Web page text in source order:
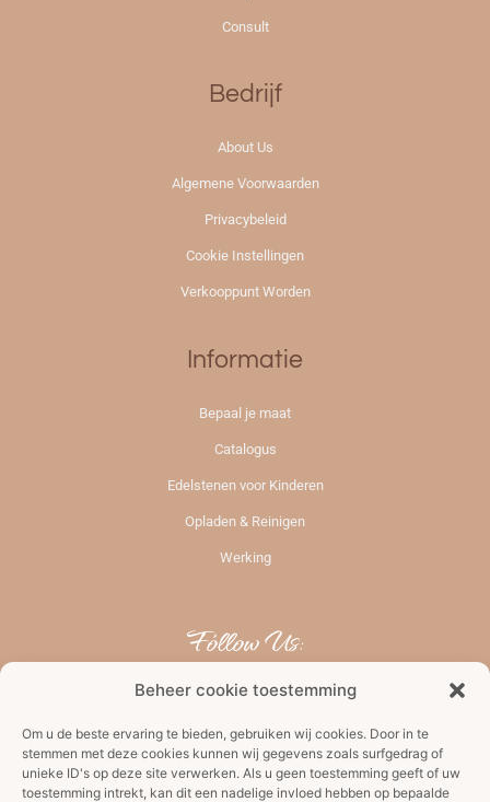
Beheer cookie toestemming
Om u de beste ervaring te bieden, gebruiken wij cookies. Door in te
stemmen met deze cookies kunnen wij gegevens zoals surfgedrag of
unieke ID's op deze site verwerken. Als u geen toestemming geeft of uw
toestemming intrekt, kan dit een nadelige invloed hebben op bepaalde
Consult
Bedrijf
About Us
Algemene Voorwaarden
Privacybeleid
Cookie Instellingen
Verkooppunt Worden
Informatie
Bepaal je maat
Catalogus
Edelstenen voor Kinderen
Opladen & Reinigen
Werking
Follow Us: